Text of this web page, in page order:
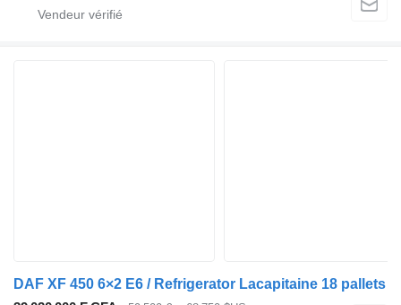
DAF XF 450 6×2 E6 / Refrigerator Lacapitaine 18 pallets